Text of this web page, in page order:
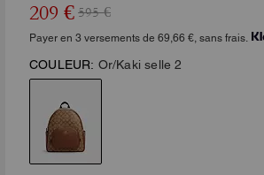
209 € 595 €
Payer en 3 versements de 69,66 €, sans frais.
COULEUR: Or/Kaki selle 2